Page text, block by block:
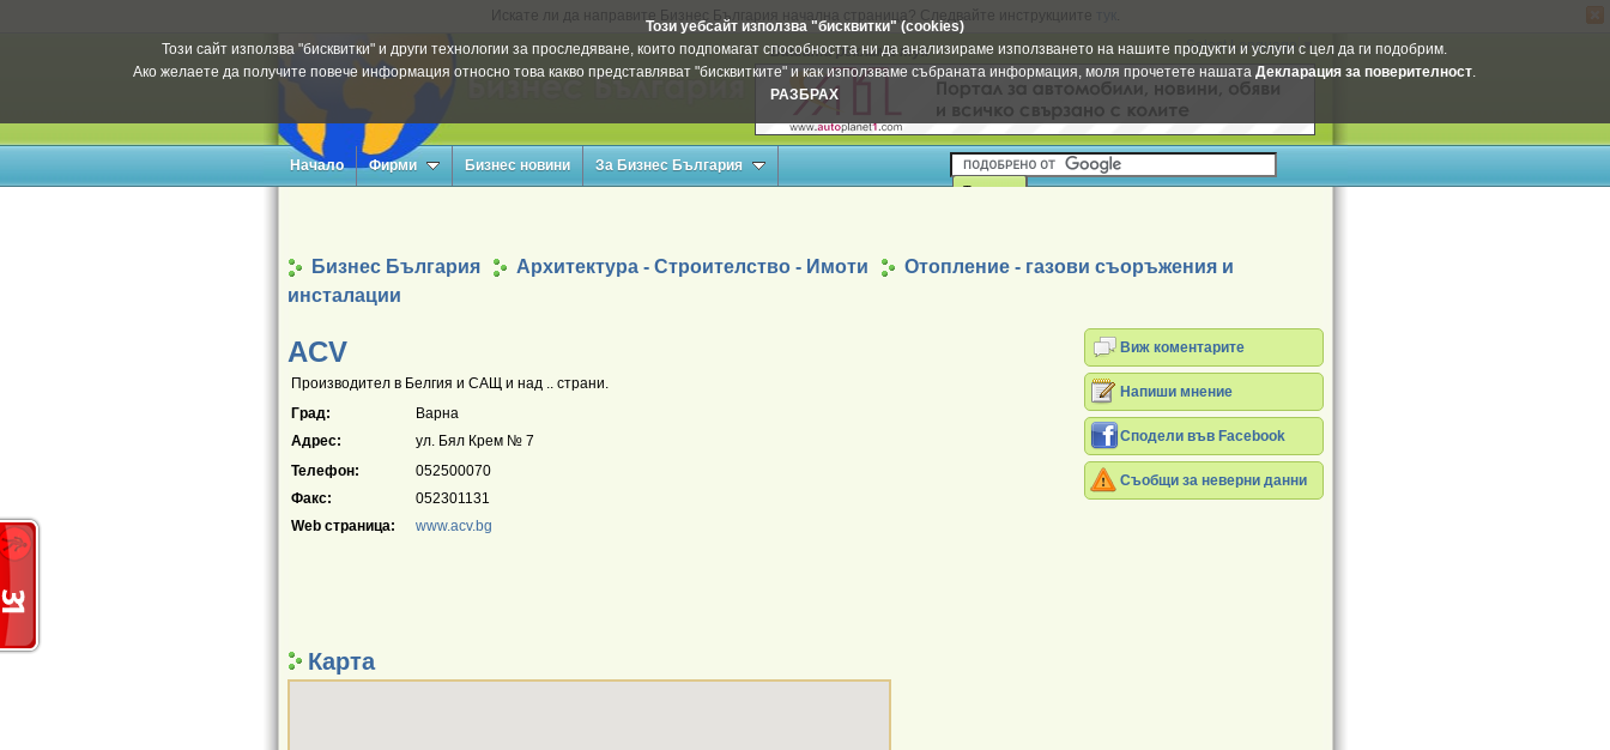
Искате ли да направите Бизнес България начална страница? Следвайте инструкциите
Този уебсайт използва "бисквитки" (cookies)
Този сайт използва "бисквитки" и други технологии за проследяване, които подпомагат способността ни да анализираме използването на нашите продукти и услуги с цел да ги подобрим.
Ако желаете да получите повече информация относно това какво представляват "бисквитките" и как използваме събраната информация, моля прочетете нашатаДекларация за поверителност.
РАЗБРАХ
Select Language ▼
Вашата реклама тук
Начало Фирми Бизнес новини За Бизнес България
Бизнес България Архитектура - Строителство - Имоти
Отопление - газови съоръжения и
инсталации
ACV
Производител в Белгия и САЩ и над .. страни.
Град:
Варна
Адрес:
ул. Бял Крем № 7
Телефон:
052500070
Факс:
052301131
Web страница:
www.аcv.bg
Карта
Виж коментарите
Напиши мнение
Сподели във Facebook
Съобщи за неверни данни